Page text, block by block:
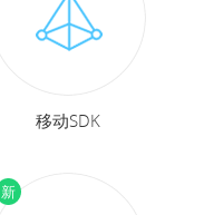
移动SDK